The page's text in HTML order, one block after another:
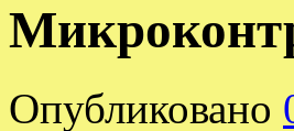
Опубликовано